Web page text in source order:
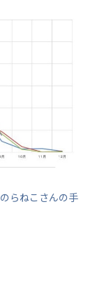
のらねこさんの手